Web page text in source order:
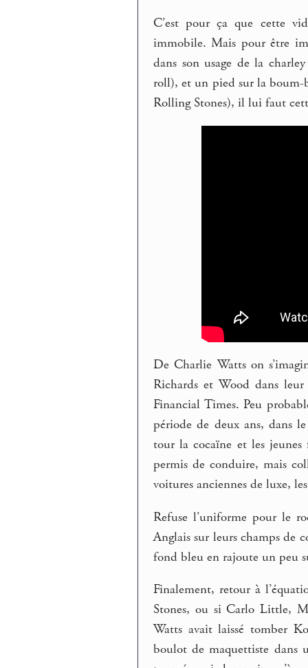
C’est pour ça que cette
immobile. Mais pour être
dans son usage de la
roll), et un pied sur la boum-
Rolling Stones), il lui faut
De Charlie Watts on
Richards et Wood dans
Financial Times. Peu
période de deux ans, dans
tour la cocaïne et les
permis de conduire, mais
voitures anciennes de luxe,
Refuse l’uniforme pour le
Anglais sur leurs champs de
fond bleu en rajoute un peu
Finalement, retour à
Stones, ou si Carlo Little,
Watts avait laissé tomber
boulot de maquettiste dans